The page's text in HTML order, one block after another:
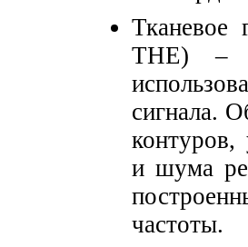
Тканевое
THE) –
сигнала.
контуров,
и шума
частоты.